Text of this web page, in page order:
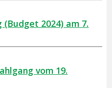
2024) am 7.
vom 19.